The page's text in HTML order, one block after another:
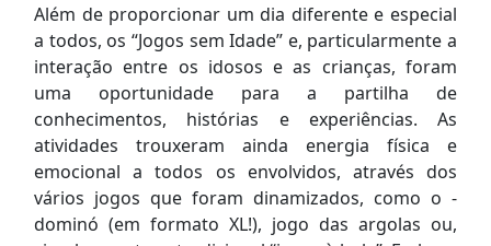
Além de proporcionar um dia diferente e especial
a todos, os “Jogos sem Idade” e, particularmente a
interação entre os idosos e as crianças, foram
uma oportunidade para a partilha de
conhecimentos, histórias e experiências. As
atividades trouxeram ainda energia física e
emocional a todos os envolvidos, através dos
vários jogos que foram dinamizados, como o -
dominó (em formato XL!), jogo das argolas ou,